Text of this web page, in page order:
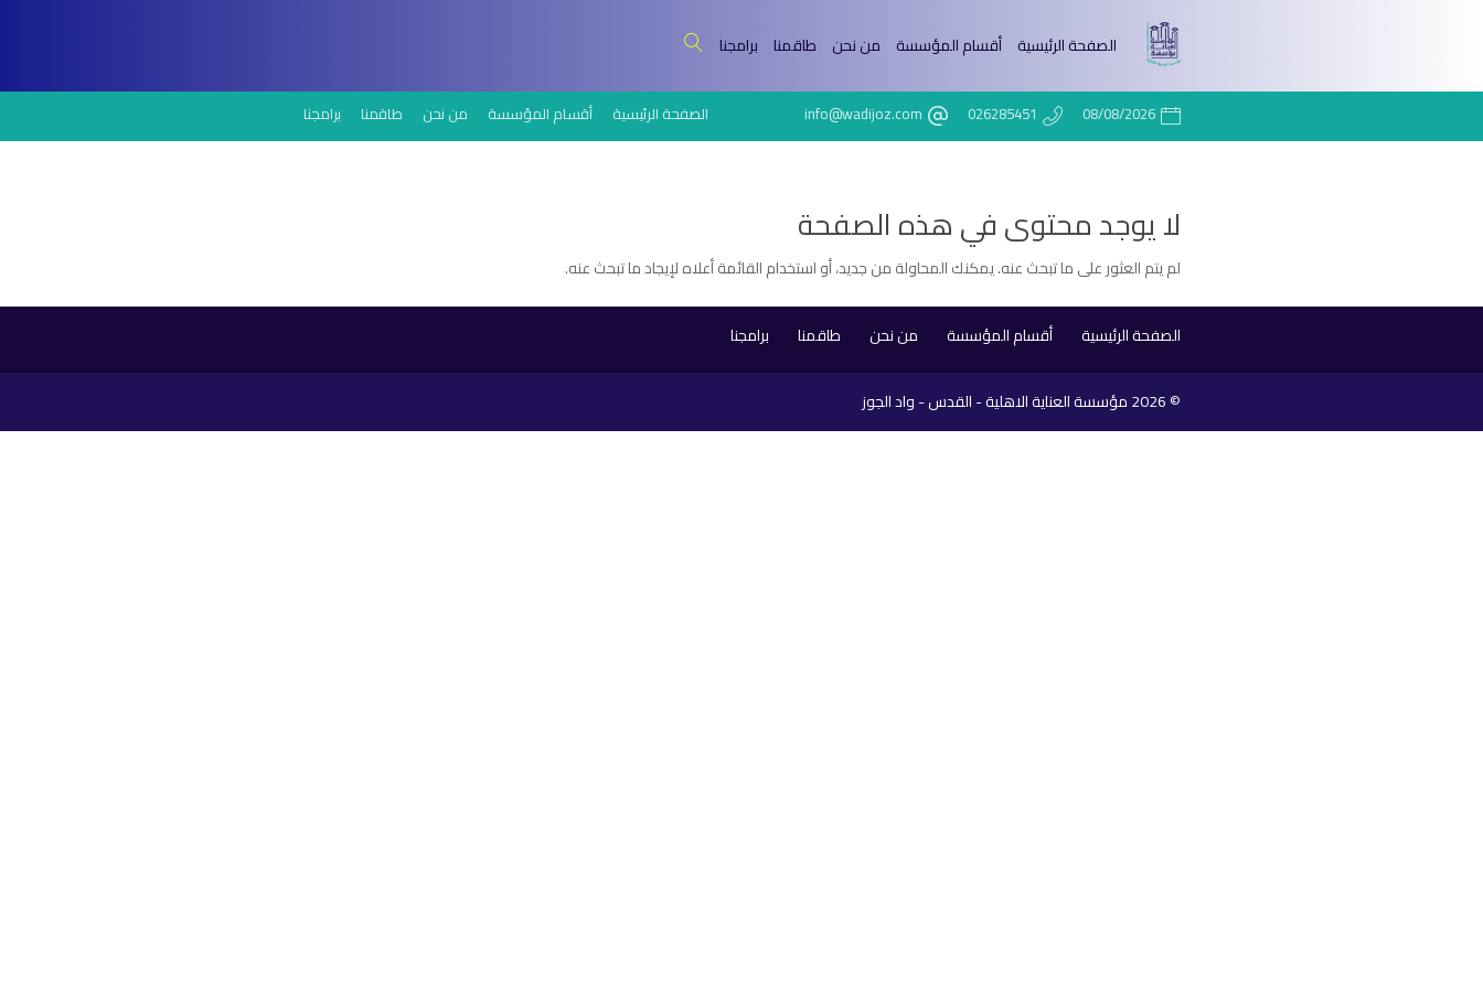
الصفحة الرئيسية أقسام المؤسسة من نحن طاقمنا برامجنا
08/08/2026
026285451
info@wadijoz.com الصفحة الرئيسية أقسام المؤسسة من نحن طاقمنا برامجنا
لا يوجد محتوى في هذه الصفحة
لم يتم العثور على ما تبحث عنه. يمكنك المحاولة من جديد، أو استخدام القائمة أعلاه لإيجاد ما تبحث عنه.
الصفحة الرئيسية أقسام المؤسسة من نحن طاقمنا برامجنا
© 2026 مؤسسة العناية الاهلية - القدس - واد الجوز